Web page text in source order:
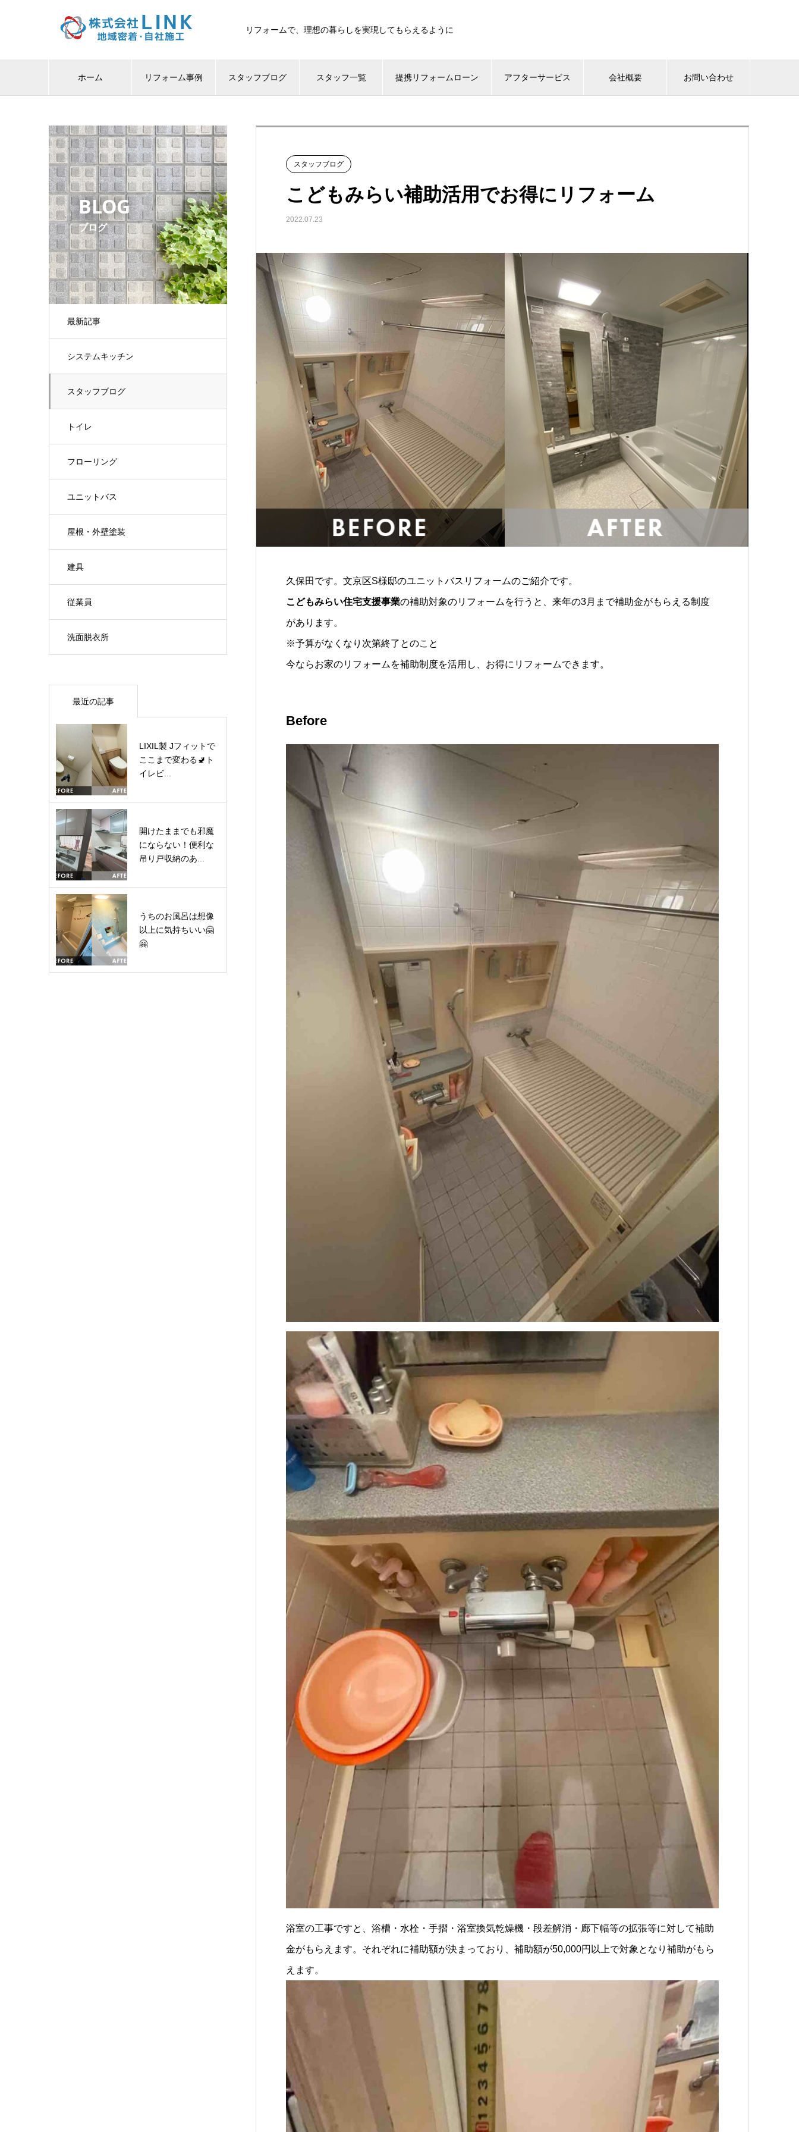
リフォームで、理想の暮らしを実現してもらえるように
ホーム リフォーム事例 スタッフブログ スタッフ一覧 提携リフォームローン アフターサービス 会社概要 お問い合わせ
BLOG
ブログ
最新記事
システムキッチン
スタッフブログ
トイレ
フローリング
ユニットバス
屋根・外壁塗装
建具
従業員
洗面脱衣所
スタッフブログ
こどもみらい補助活用でお得にリフォーム
2022.07.23
久保田です。文京区S様邸のユニットバスリフォームのご紹介です。
こどもみらい住宅支援事業の補助対象のリフォームを行うと、来年の3月まで補助金がもらえる制度
があります。
※予算がなくなり次第終了とのこと
今ならお家のリフォームを補助制度を活用し、お得にリフォームできます。
Before
浴室の工事ですと、浴槽・水栓・手摺・浴室換気乾燥機・段差解消・廊下幅等の拡張等に対して補助
金がもらえます。それぞれに補助額が決まっており、補助額が50,000円以上で対象となり補助がもら
えます。
最近の記事
LIXIL製 Jフィットで
ここまで変わる🚽ト
イレビ...
開けたままでも邪魔
にならない！便利な
吊り戸収納のあ...
うちのお風呂は想像
以上に気持ちいい🤗
🤗